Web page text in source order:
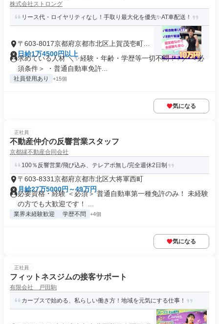
株式会社ストロング
リース代・ロイヤリティなし！手取り最大化を優先✨AT車配送！
〒603-8017京都府京都市北区上賀茂壱町口
町
日給1万4500円以上
求めている人材 ＼✨経験・年齢・学歴等一切不問！✨／ ＜必
須条件＞ ・普通自動車免許...
社員登用あり +15個
気になる
正社員
不動産仲介の反響営業スタッフ
京都縁不動産合同会社
100％反響営業/飛び込み、テレアポ無し/完全週休2日制
〒603-8331京都府京都市北区大将軍西町
月給27万5000円～49万円
必要資格・経験 ＜必須＞ 普通自動車第一種免許のみ！ 未経験
の方でも大歓迎です！ ...
業界未経験歓迎 学歴不問 +4個
気になる
正社員
フィットネスジムの接客サポート
有限会社 戸田駒
カーブスで始める、私らしい働き方！地域を元気にする仕事！